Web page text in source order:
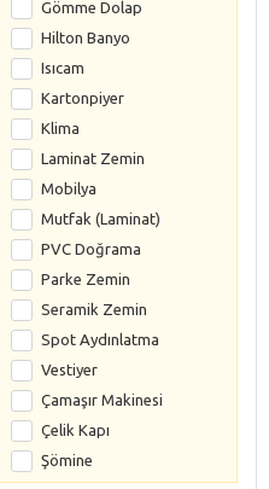
Gömme Dolap
Hilton Banyo
Isıcam
Kartonpiyer
Klima
Laminat Zemin
Mobilya
Mutfak (Laminat)
PVC Doğrama
Parke Zemin
Seramik Zemin
Spot Aydınlatma
Vestiyer
Çamaşır Makinesi
Çelik Kapı
Şömine